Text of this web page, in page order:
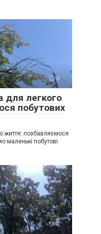
0
для легкого
побутових
життя: позбавляємося
маленькі побутові
0